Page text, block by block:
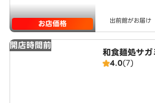
お店価格 出前館がお届け
開店時間前
和食麺処サ
4.0(7)